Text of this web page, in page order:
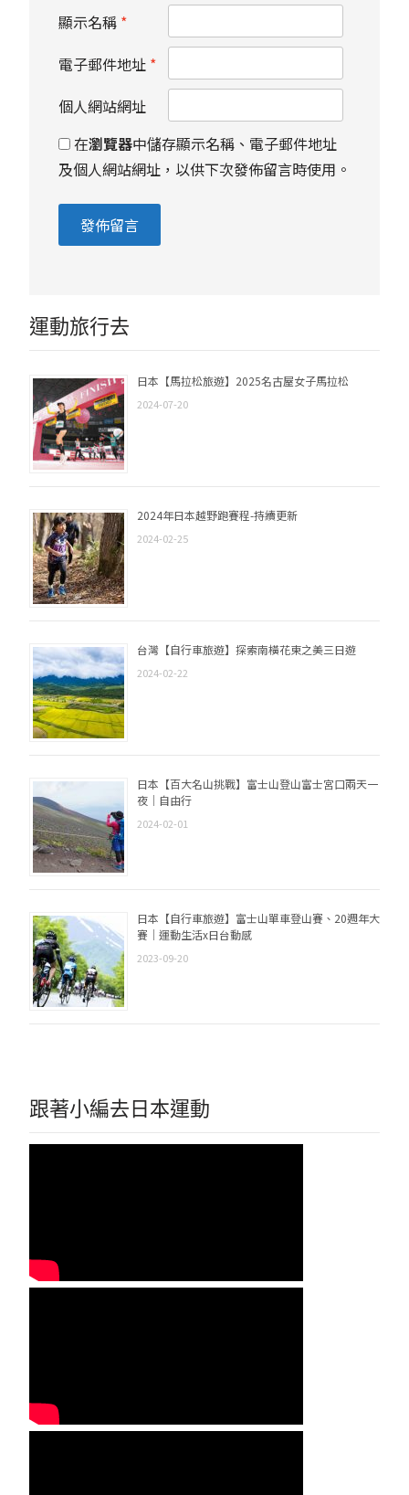
顯示名稱 *
電子郵件地址 *
個人網站網址
在瀏覽器中儲存顯示名稱、電子郵件地址
及個人網站網址，以供下次發佈留言時使用。
運動旅行去
日本【馬拉松旅遊】2025名古屋女子馬拉松
2024-07-20
2024年日本越野跑賽程-持續更新
2024-02-25
台灣【自行車旅遊】探索南橫花東之美三日遊
2024-02-22
日本【百大名山挑戰】富士山登山富士宮口兩天一
夜｜自由行
2024-02-01
日本【自行車旅遊】富士山單車登山賽、20週年大
賽｜運動生活x日台動感
2023-09-20
跟著小編去日本運動